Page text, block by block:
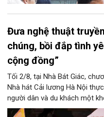
Đưa nghệ thuật
chúng, bồi đắp tình
cộng đồng”
Tối 2/8, tại Nhà Bát Giác,
Nhà hát Cải lương Hà Nội
người dân và du khách một
những làn điệu cải lương, ca